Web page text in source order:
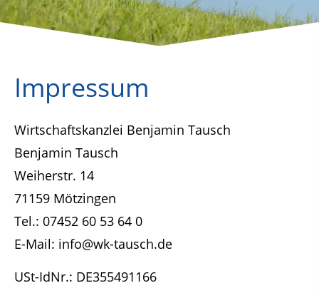
Impressum
Wirtschaftskanzlei Benjamin Tausch
Benjamin Tausch
Weiherstr. 14
71159 Mötzingen
Tel.: 07452 60 53 64 0
E-Mail: info@wk-tausch.de
USt-IdNr.: DE355491166